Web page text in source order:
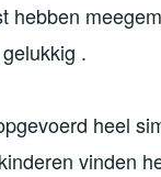
hebben
.
heel
vinden